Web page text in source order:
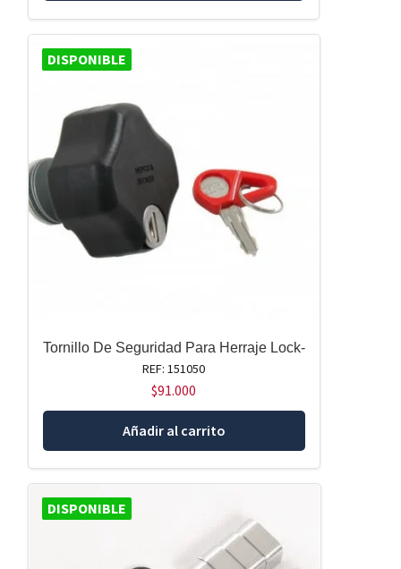
DISPONIBLE
Tornillo De Seguridad Para Herraje Lock-
REF: 151050
$91.000
Añadir al carrito
DISPONIBLE